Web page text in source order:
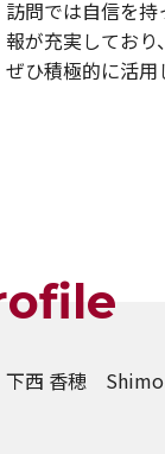
訪問では自信を
報が充実しており
ぜひ積極的に活
下西 香穂